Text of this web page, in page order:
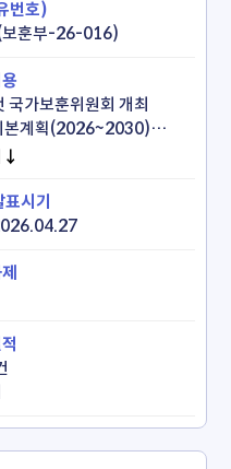
보훈부-26-016)
국가보훈위원회 개최
본계획(2026~2030)
공원 조성
기념해 기념사업 추진방안
↓